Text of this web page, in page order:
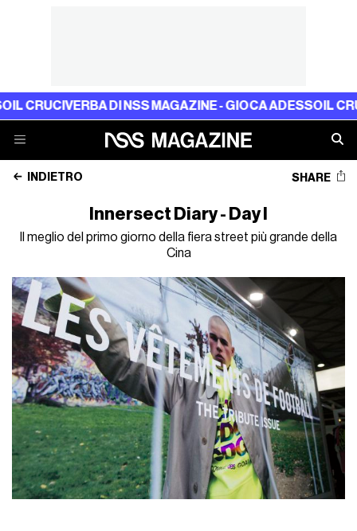
CRUCIVERBA DI NSS MAGAZINE - GIOCA ADESSOIL
INDIETRO SHARE
Innersect Diary - Day I
Il meglio del primo giorno della fiera street più grande della
Cina